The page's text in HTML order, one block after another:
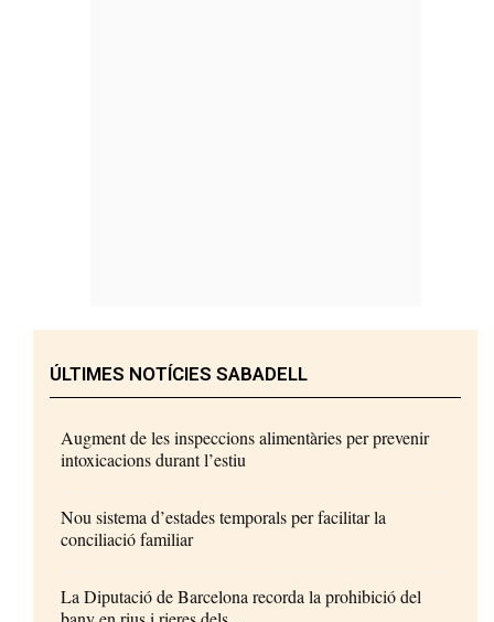
ÚLTIMES NOTÍCIES SABADELL
Augment de les inspeccions alimentàries per prevenir
intoxicacions durant l’estiu
Nou sistema d’estades temporals per facilitar la
conciliació familiar
La Diputació de Barcelona recorda la prohibició del